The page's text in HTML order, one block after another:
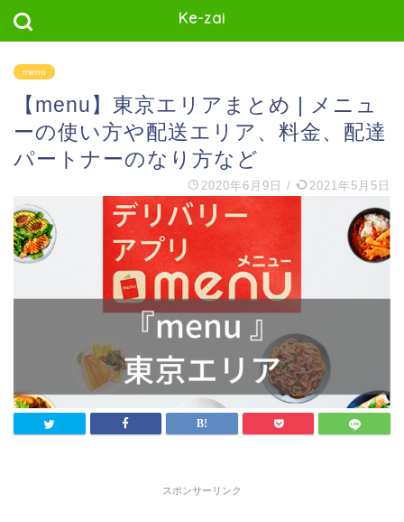
Ke-zai
menu
【menu】東京エリアまとめ | メニュ
ーの使い方や配送エリア、料金、配達
パートナーのなり方など
2020年6月9日 / 2021年5月5日
スポンサーリンク